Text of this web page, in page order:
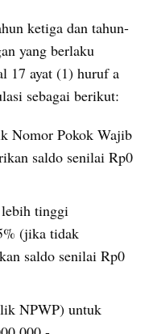
ketiga dan tahun-
yang berlaku
17 ayat (1) huruf a
sebagai berikut:
Nomor Pokok Wajib
saldo senilai Rp0
lebih tinggi
(jika tidak
saldo senilai Rp0
NPWP) untuk